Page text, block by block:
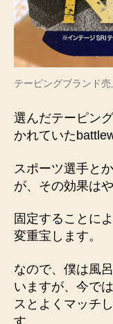
テーピングブランド
選んだテーピン
かれていた
スポーツ選手と
が、その効果は
固定することに
変重宝します。
なので、僕は風
いますが、今で
スとよくマッチ
す。